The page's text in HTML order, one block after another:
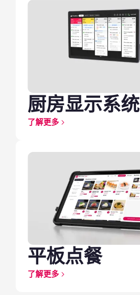
厨房显示系统
了解更多
平板点餐
了解更多